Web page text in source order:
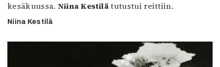
kesäkuussa. Niina Kestilätutustui reittiin.
Niina Kestilä